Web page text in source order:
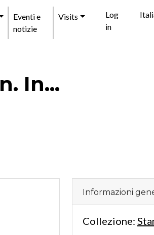
Eventi e
notizie
Visits
User
Log
in
In...
Informazioni
Collezione: